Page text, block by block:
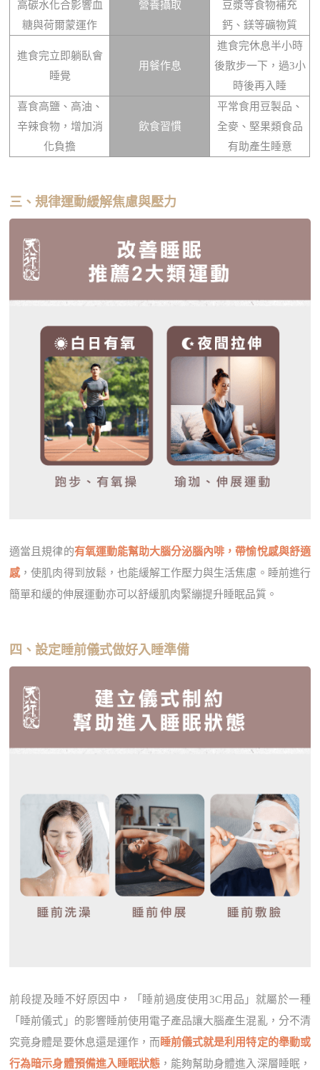
高碳水化合影響血
糖與荷爾蒙運作
營養攝取
豆漿等食物補充
鈣、鎂等礦物質
進食完立即躺臥會
睡覺
用餐作息
進食完休息半小時
後散步一下，過3小
時後再入睡
喜食高鹽、高油、
辛辣食物，增加消
化負擔
飲食習慣
平常食用豆製品、
全麥、堅果類食品
有助產生睡意
三、規律運動緩解焦慮與壓力
適當且規律的有氧運動能幫助大腦分泌腦內啡，帶愉悅感與舒適
感，使肌肉得到放鬆，也能緩解工作壓力與生活焦慮。睡前進行
簡單和緩的伸展運動亦可以舒緩肌肉緊繃提升睡眠品質。
四、設定睡前儀式做好入睡準備
前段提及睡不好原因中，「睡前過度使用3C用品」就屬於一種
「睡前儀式」的影響睡前使用電子產品讓大腦產生混亂，分不清
究竟身體是要休息還是運作，而睡前儀式就是利用特定的舉動或
行為暗示身體預備進入睡眠狀態 ，能夠幫助身體進入深層睡眠，